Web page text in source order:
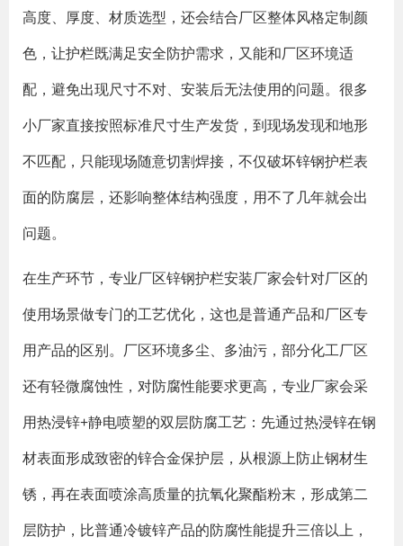
高度、厚度、材质选型，还会结合厂区整体风格定制颜
色，让护栏既满足安全防护需求，又能和厂区环境适
配，避免出现尺寸不对、安装后无法使用的问题。很多
小厂家直接按照标准尺寸生产发货，到现场发现和地形
不匹配，只能现场随意切割焊接，不仅破坏锌钢护栏表
面的防腐层，还影响整体结构强度，用不了几年就会出
问题。
在生产环节，专业厂区锌钢护栏安装厂家会针对厂区的
使用场景做专门的工艺优化，这也是普通产品和厂区专
用产品的区别。厂区环境多尘、多油污，部分化工厂区
还有轻微腐蚀性，对防腐性能要求更高，专业厂家会采
用热浸锌+静电喷塑的双层防腐工艺：先通过热浸锌在钢
材表面形成致密的锌合金保护层，从根源上防止钢材生
锈，再在表面喷涂高质量的抗氧化聚酯粉末，形成第二
层防护，比普通冷镀锌产品的防腐性能提升三倍以上，